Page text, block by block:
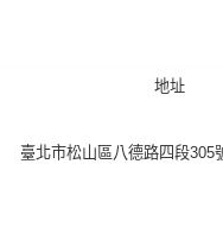
地址
臺北市松山區八德路四段305